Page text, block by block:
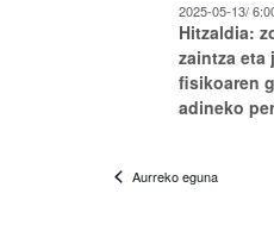
Hitzaldia:
zaintza eta
fisikoaren
adineko
2025-05-13/
Aurreko eguna